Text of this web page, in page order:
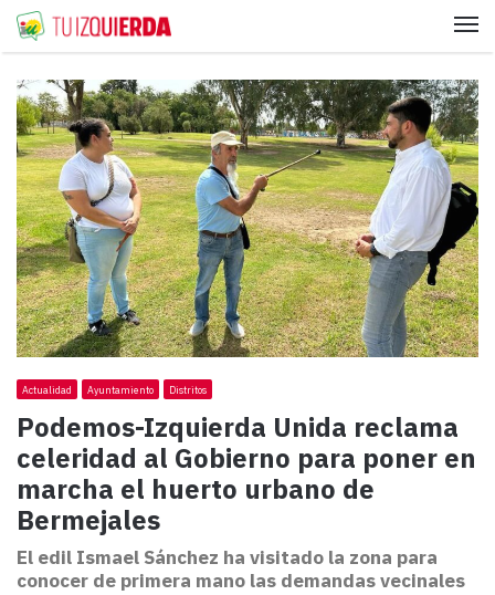
Actualidad Ayuntamiento Distritos
Podemos-Izquierda Unida reclama
celeridad al Gobierno para poner en
marcha el huerto urbano de
Bermejales
El edil Ismael Sánchez ha visitado la zona para
conocer de primera mano las demandas vecinales